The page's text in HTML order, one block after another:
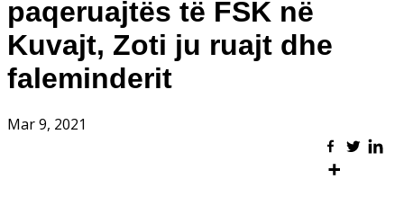
paqeruajtës të FSK në
Kuvajt, Zoti ju ruajt dhe
faleminderit
Mar 9, 2021